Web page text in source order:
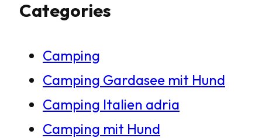
c
Categories
Camping
Camping Gardasee mit Hund
Camping Italien adria
Camping mit Hund